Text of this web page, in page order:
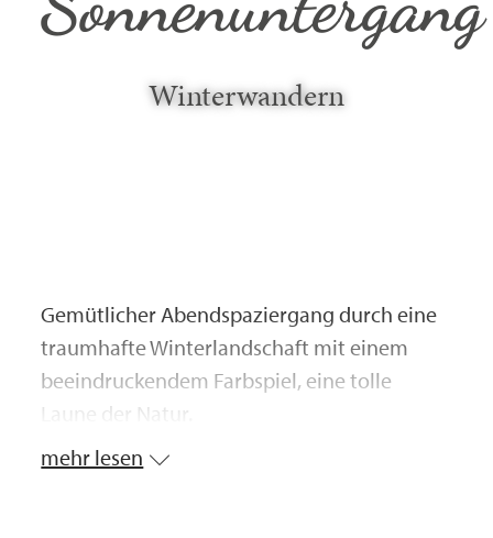
Winterwandern
Gemütlicher Abendspaziergang durch eine
traumhafte Winterlandschaft mit einem
beeindruckendem Farbspiel, eine tolle
Laune der Natur.
mehr lesen